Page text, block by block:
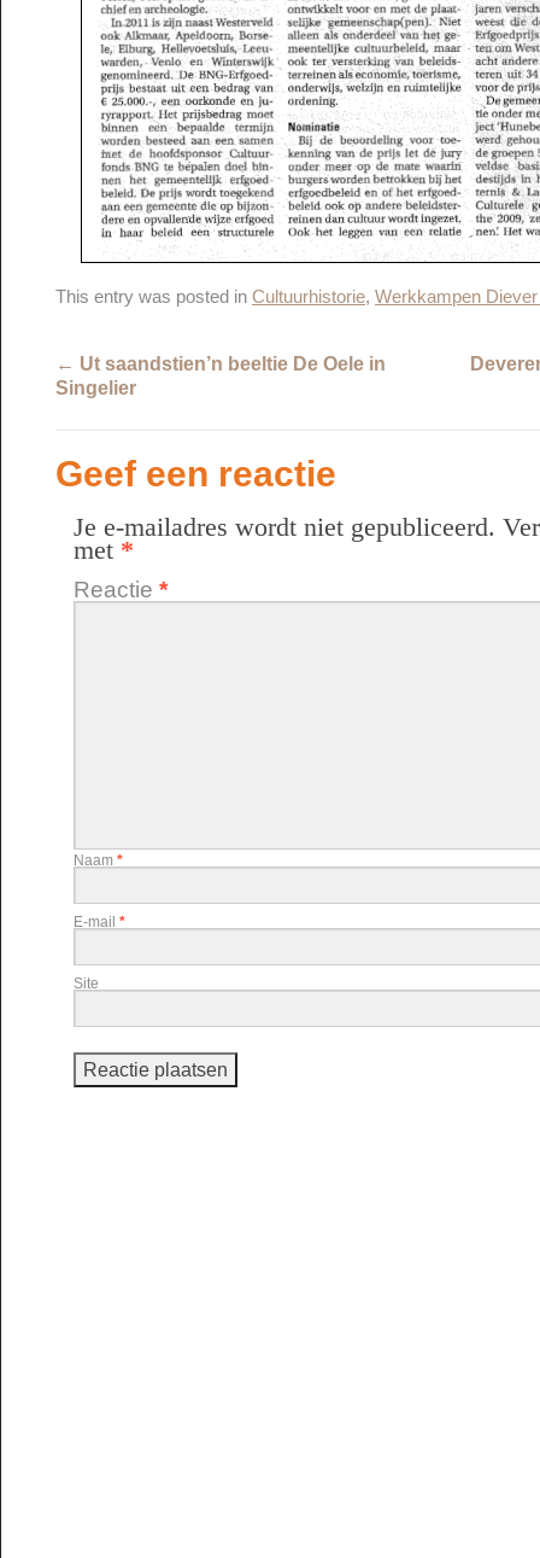
This entry was posted in Cultuurhistorie, Werkkampen Diever
← Ut saandstien’n beeltie De Oele in
Singelier
Geef een reactie
Je e-mailadres wordt niet gepubliceerd.
met *
Reactie *
Naam *
E-mail *
Site